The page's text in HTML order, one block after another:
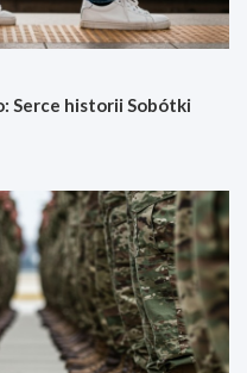
Serce historii Sobótki